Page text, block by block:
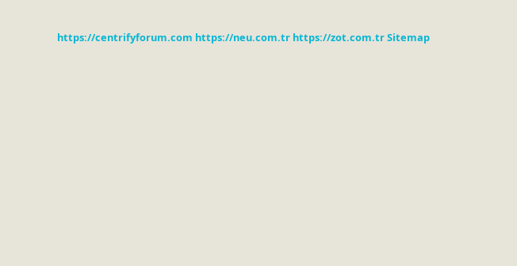
https://centrifyforum.com https://neu.com.tr https://zot.com.trSitemap